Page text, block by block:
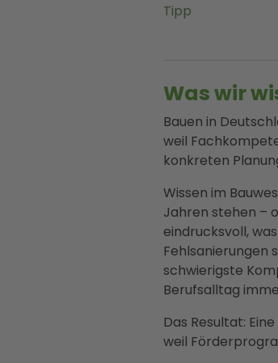
Tipp
Was wir
Bauen in
weil
konkreten
Wissen im
Jahren stehen –
eindrucksvoll,
Fehlsanierungen
schwierigste
Berufsalltag
Das Resultat:
weil